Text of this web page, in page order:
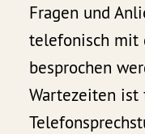
Fragen und
telefonisch mit
besprochen
Wartezeiten ist